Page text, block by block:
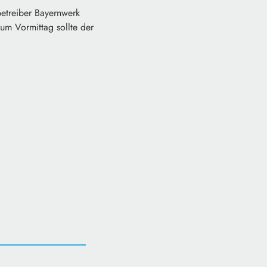
Bayernwerk
Vormittag sollte der